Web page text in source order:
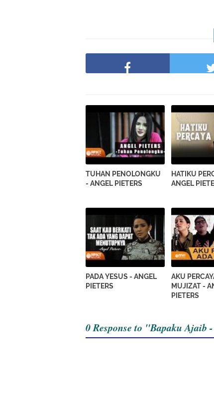
TUHAN PENOLONGKU
- ANGEL PIETERS
HATIKU
ANGEL
PADA YESUS - ANGEL
PIETERS
AKU
MUJIZAT -
PIETERS
0 Response to "Bapaku Ajaib